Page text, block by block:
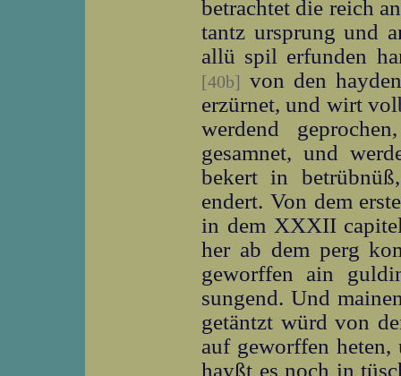
betrachtet die reich
tantz ursprung und
allü spil erfunden
[40b] von den
erzürnet, und wirt
werdend
gesamnet, und
bekert in
endert. Von dem
in dem XXXII
her ab dem perg
geworffen ain
sungend. Und
getäntzt würd von
auf geworffen
hayßt es noch in